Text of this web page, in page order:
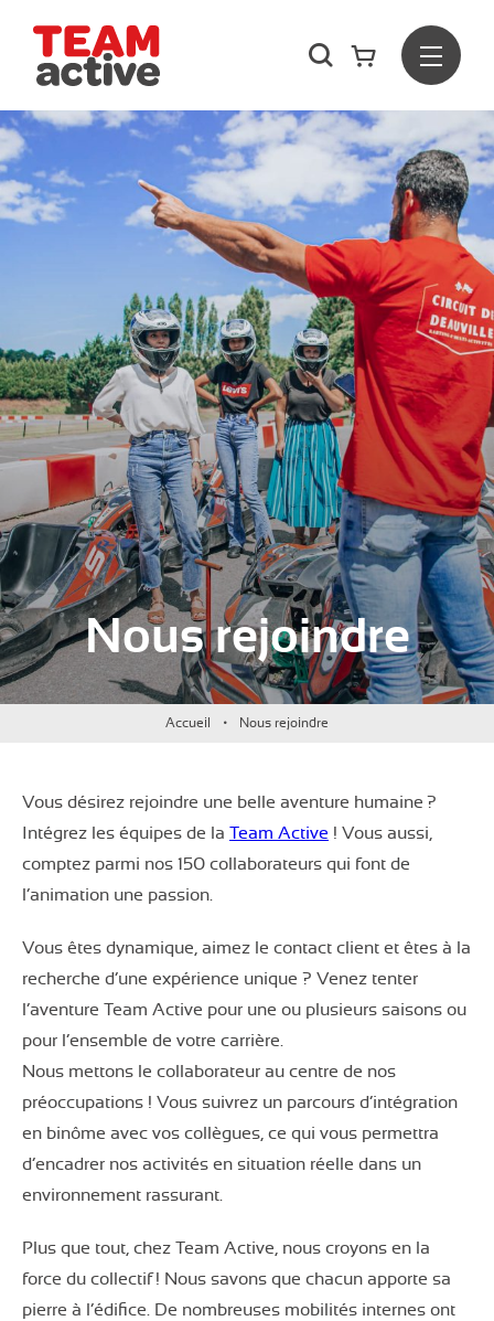
Rechercher
Menu
Nous rejoindre
Accueil Nous rejoindre
Vous désirez rejoindre une belle aventure humaine ?
Intégrez les équipes de la Team Active ! Vous aussi,
comptez parmi nos 150 collaborateurs qui font de
l’animation une passion.
Vous êtes dynamique, aimez le contact client et êtes à la
recherche d’une expérience unique ? Venez tenter
l’aventure Team Active pour une ou plusieurs saisons ou
pour l’ensemble de votre carrière.
Nous mettons le collaborateur au centre de nos
préoccupations ! Vous suivrez un parcours d’intégration
en binôme avec vos collègues, ce qui vous permettra
d’encadrer nos activités en situation réelle dans un
environnement rassurant.
Plus que tout, chez Team Active, nous croyons en la
force du collectif ! Nous savons que chacun apporte sa
pierre à l’édifice. De nombreuses mobilités internes ont